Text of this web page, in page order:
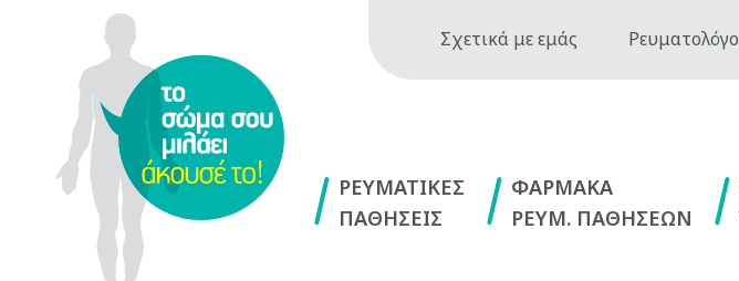
Σχετικά με εμάς
ΡΕΥΜΑΤΙΚΕΣ
ΠΑΘΗΣΕΙΣ
ΦΑΡΜΑΚΑ
ΡΕΥΜ. ΠΑΘΗΣΕΩΝ